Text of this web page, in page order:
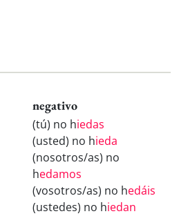
negativo
(tú) no hiedas
(usted) no hieda
(nosotros/as) no
hedamos
(vosotros/as) no hedáis
(ustedes) no hiedan